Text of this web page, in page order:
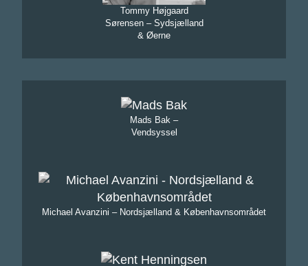
Tommy Højgaard
Sørensen – Sydsjælland
& Øerne
Mads Bak –
Vendsyssel
Michael Avanzini – Nordsjælland & Københavnsområdet